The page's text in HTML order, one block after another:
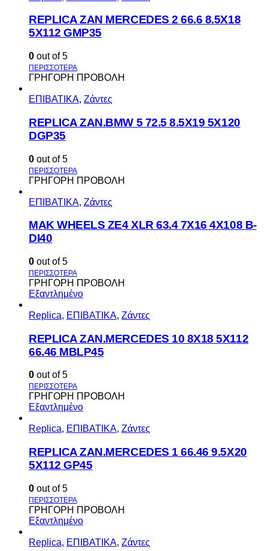
REPLICA ZAN MERCEDES 2 66.6 8.5X18
5X112 GMP35
0 out of 5
ΓΡΗΓΟΡΗ ΠΡΟΒΟΛΗ
ΕΠΙΒΑΤΙΚΑ, Ζάντες
REPLICA ZAN.BMW 5 72.5 8.5X19 5X120
DGP35
0 out of 5
ΓΡΗΓΟΡΗ ΠΡΟΒΟΛΗ
ΕΠΙΒΑΤΙΚΑ, Ζάντες
MAK WHEELS ΖΕ4 XLR 63.4 7Χ16 4Χ108 Β-
DI40
0 out of 5
ΓΡΗΓΟΡΗ ΠΡΟΒΟΛΗ
Εξαντλημένο
Replica, ΕΠΙΒΑΤΙΚΑ, Ζάντες
REPLICA ZAN.MERCEDES 10 8X18 5X112
66.46 MBLP45
0 out of 5
ΓΡΗΓΟΡΗ ΠΡΟΒΟΛΗ
Εξαντλημένο
Replica, ΕΠΙΒΑΤΙΚΑ, Ζάντες
REPLICA ZAN.MERCEDES 1 66.46 9.5X20
5X112 GP45
0 out of 5
ΓΡΗΓΟΡΗ ΠΡΟΒΟΛΗ
Εξαντλημένο
Replica, ΕΠΙΒΑΤΙΚΑ, Ζάντες